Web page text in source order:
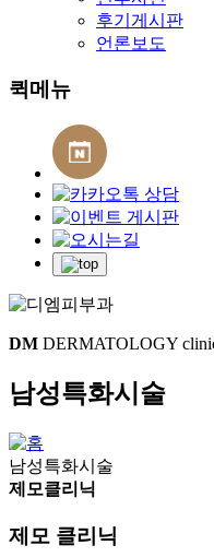
후기게시판
언론보도
퀵메뉴
DM DERMATOLOGY
남성특화시술
남성특화시술
제모클리닉
제모 클리닉